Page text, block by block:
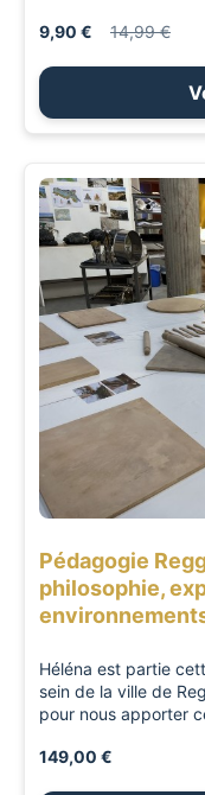
9,90 € 14,99 €
Pédagogie
philosophie,
Héléna est partie
sein de la ville de
pour nous apporter
149,00 €